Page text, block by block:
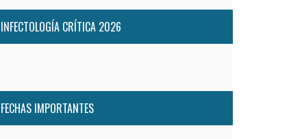
INFECTOLOGÍA CRÍTICA 2026
FECHAS IMPORTANTES